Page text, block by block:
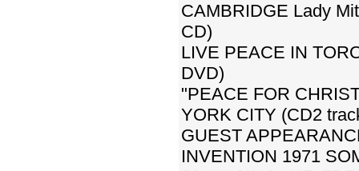
CAMBRIDGE Lady
CD)
LIVE PEACE IN
DVD)
"PEACE FOR
YORK CITY (CD2
GUEST
INVENTION 1971